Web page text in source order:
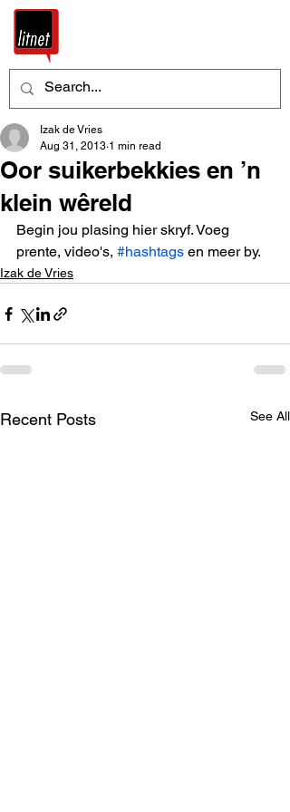
Oor suikerbekkies en ’n
klein wêreld
Izak de Vries
Aug 31, 2013 1 min read
Begin jou plasing hier skryf. Voeg
prente, video's, #hashtags en meer by.
Izak de Vries
Recent Posts See All